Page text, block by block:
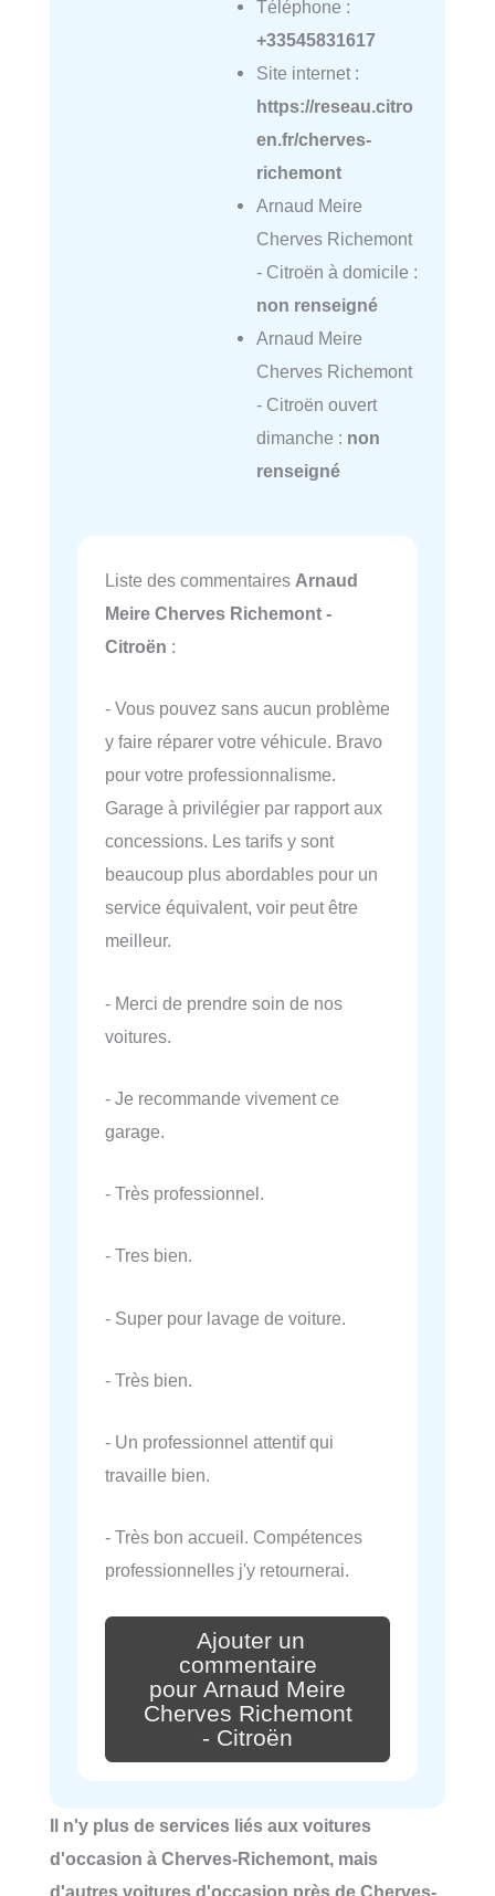
Téléphone :
+33545831617
Site internet :
https://reseau.citro
en.fr/cherves-
richemont
Arnaud Meire
Cherves Richemont
- Citroën à domicile :
non renseigné
Arnaud Meire
Cherves Richemont
- Citroën ouvert
dimanche : non
renseigné
Liste des commentaires Arnaud
Meire Cherves Richemont -
Citroën :
- Vous pouvez sans aucun problème
y faire réparer votre véhicule. Bravo
pour votre professionnalisme.
Garage à privilégier par rapport aux
concessions. Les tarifs y sont
beaucoup plus abordables pour un
service équivalent, voir peut être
meilleur.
- Merci de prendre soin de nos
voitures.
- Je recommande vivement ce
garage.
- Très professionnel.
- Tres bien.
- Super pour lavage de voiture.
- Très bien.
- Un professionnel attentif qui
travaille bien.
- Très bon accueil. Compétences
professionnelles j'y retournerai.
Ajouter un
commentaire
pour Arnaud Meire
Cherves Richemont
- Citroën
Il n'y plus de services liés aux voitures
d'occasion à Cherves-Richemont, mais
d'autres voitures d'occasion près de Cherves-